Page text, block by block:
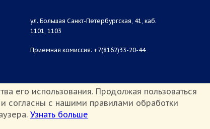
ул. Большая Санкт-Петербургская, 41, каб.
1101, 1103
Приемная комиссия: +7(8162)33-20-44
его использования. Продолжая пользоваться
согласны с нашими правилами обработки
Узнать больше